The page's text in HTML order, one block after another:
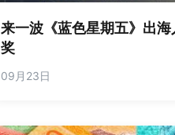
来一波《蓝色星期五》出
奖
09月23日